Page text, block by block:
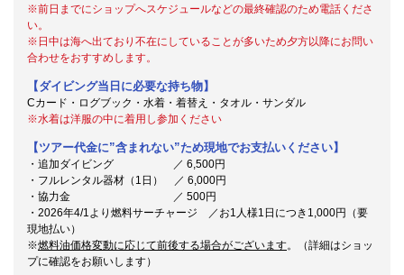
※前日までにショップへスケジュールなどの最終確認のため電話くださ
い。
※日中は海へ出ており不在にしていることが多いため夕方以降にお問い
合わせをおすすめします。
【ダイビング当日に必要な持ち物】
Cカード・ログブック・水着・着替え・タオル・サンダル
※水着は洋服の中に着用し参加ください
【ツアー代金に”含まれない”ため現地でお支払いください】
・追加ダイビング ／ 6,500円
・フルレンタル器材（1日） ／ 6,000円
・協力金 ／ 500円
・2026年4/1より燃料サーチャージ ／お1人様1日につき1,000円（要
現地払い）
※燃料油価格変動に応じて前後する場合がございます。（詳細はショッ
プに確認をお願いします）